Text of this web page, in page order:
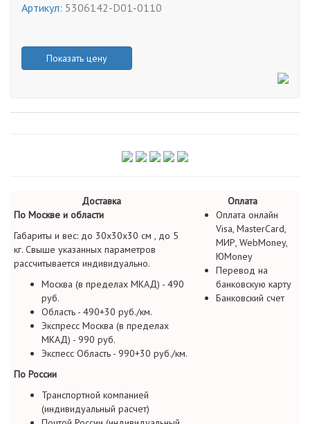
Артикул: 5306142-D01-0110
Показать цену
Доставка
Оплата
По Москве и области
Габариты и вес: до 30х30х30 см , до 5
кг. Свыше указанных параметров
рассчитывается индивидуально.
Москва (в пределах МКАД) - 490
руб.
Область - 490+30 руб./км.
Экспресс Москва (в пределах
МКАД) - 990 руб.
Экспесс Область - 990+30 руб./км.
По России
Транспортной компанией
(индивидуальный расчет)
Оплата онлайн
Visa, MasterCard,
МИР, WebMoney,
ЮMoney
Перевод на
банковскую карту
Банковский счет